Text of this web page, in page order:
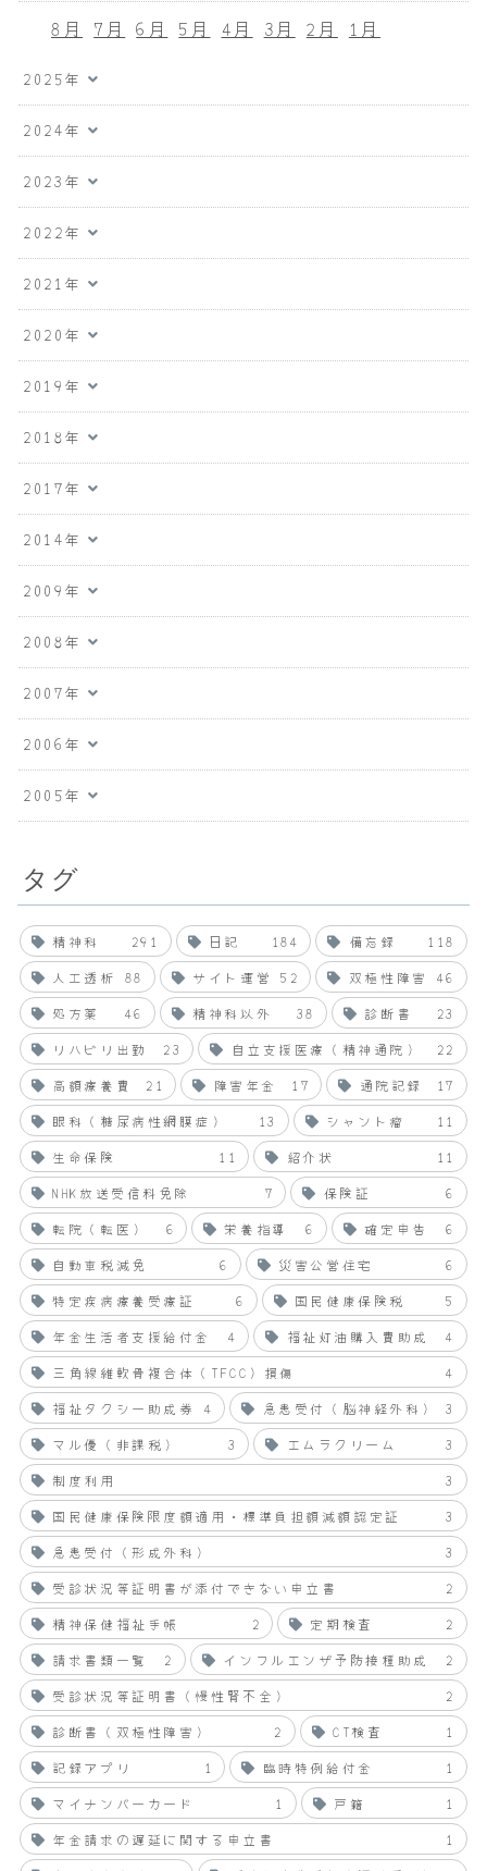
8月 7月 6月 5月 4月 3月 2月 1月
2025年
2024年
2023年
2022年
2021年
2020年
2019年
2018年
2017年
2014年
2009年
2008年
2007年
2006年
2005年
タグ
精神科 291 日記 184 備忘録
118
人工透析
88 サイト運営 52 双極性障害
46
処方薬
46 精神科以外 38 診断書
23
リハビリ出勤
23 自立支援医療（精神通院）
22
高額療養費
21 障害年金 17 通院記録
17
眼科（糖尿病性網膜症）
13 シャント瘤
11
生命保険
11 紹介状
11
NHK放送受信料免除
7 保険証
6
転院（転医）
6 栄養指導 6 確定申告
6
自動車税減免
6 災害公営住宅
6
特定疾病療養受療証
6 国民健康保険税
5
年金生活者支援給付金
4 福祉灯油購入費助成
4
三角線維軟骨複合体（TFCC）損傷
4
福祉タクシー助成券
4 急患受付（脳神経外科）
3
マル優（非課税）
3 エムラクリーム
3
制度利用
3
国民健康保険限度額適用・標準負担額減額認定証
3
急患受付（形成外科）
3
受診状況等証明書が添付できない申立書
2
精神保健福祉手帳
2 定期検査
2
請求書類一覧
2 インフルエンザ予防接種助成
2
受診状況等証明書（慢性腎不全）
2
診断書（双極性障害）
2 CT検査
1
記録アプリ
1 臨時特例給付金
1
マイナンバーカード
1 戸籍
1
年金請求の遅延に関する申立書
1